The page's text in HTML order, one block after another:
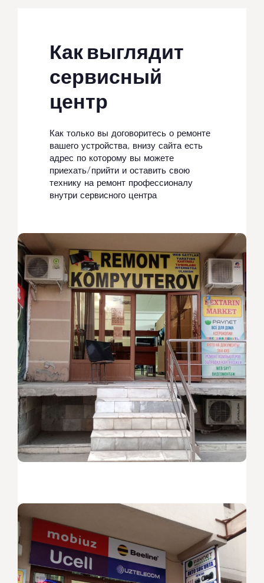
Как выглядит
сервисный
центр
Как только вы договоритесь о ремонте
вашего устройства, внизу сайта есть
адрес по которому вы можете
приехать/прийти и оставить свою
технику на ремонт профессионалу
внутри сервисного центра